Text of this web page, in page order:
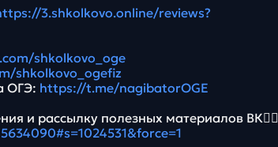
3.shkolkovo.online/reviews?
shkolkovo_oge
shkolkovo_ogefiz
ОГЭ: https://t.me/nagibatorOGE
и рассылку полезных материалов ВК👉🏻